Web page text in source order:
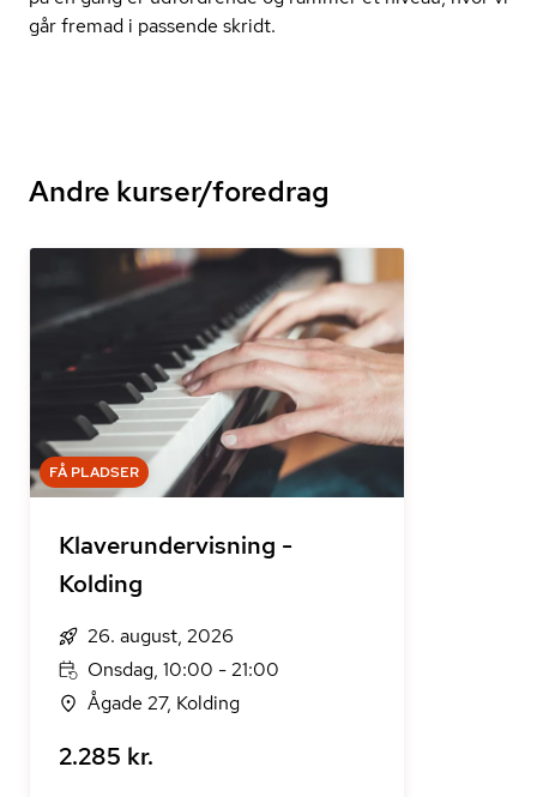
går fremad i passende skridt.
Andre kurser/foredrag
FÅ PLADSER
Klaverundervisning -
Kolding
26. august, 2026
Onsdag, 10:00 - 21:00
Ågade 27, Kolding
2.285 kr.